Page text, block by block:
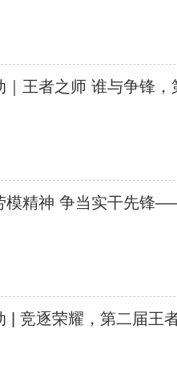
｜王者之师 谁与争锋
模精神 争当实干先锋
| 竞逐荣耀，第二届王